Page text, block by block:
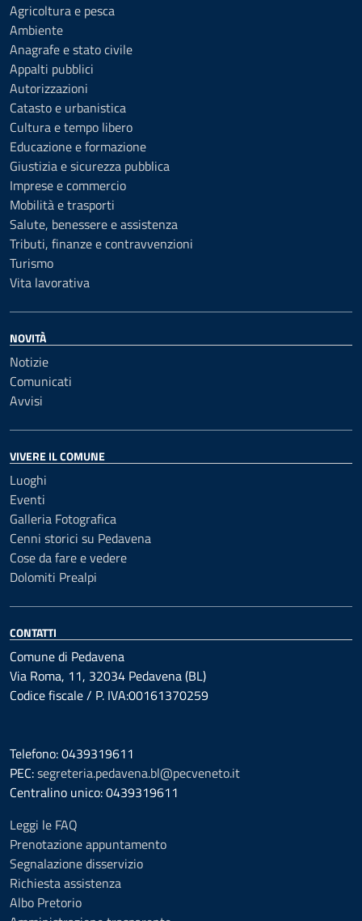
Agricoltura e pesca
Ambiente
Anagrafe e stato civile
Appalti pubblici
Autorizzazioni
Catasto e urbanistica
Cultura e tempo libero
Educazione e formazione
Giustizia e sicurezza pubblica
Imprese e commercio
Mobilità e trasporti
Salute, benessere e assistenza
Tributi, finanze e contravvenzioni
Turismo
Vita lavorativa
NOVITÀ
Notizie
Comunicati
Avvisi
VIVERE IL COMUNE
Luoghi
Eventi
Galleria Fotografica
Cenni storici su Pedavena
Cose da fare e vedere
Dolomiti Prealpi
CONTATTI
Comune di Pedavena
Via Roma, 11, 32034 Pedavena (BL)
Codice fiscale / P. IVA:00161370259
Telefono: 0439319611
PEC:segreteria.pedavena.bl@pecveneto.it
Centralino unico: 0439319611
Leggi le FAQ
Prenotazione appuntamento
Segnalazione disservizio
Richiesta assistenza
Albo Pretorio